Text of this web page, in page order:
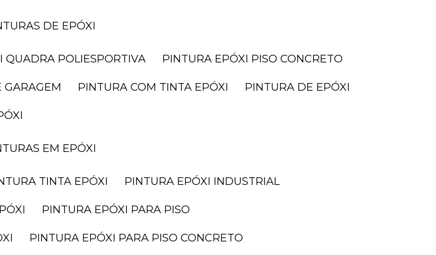
DE EPÓXI
QUADRA POLIESPORTIVA PINTURA EPÓXI PISO CONCRETO
GARAGEM PINTURA COM TINTA EPÓXI PINTURA DE EPÓXI
EM EPÓXI
TINTA EPÓXI PINTURA EPÓXI INDUSTRIAL
PINTURA EPÓXI PARA PISO
PINTURA EPÓXI PARA PISO CONCRETO